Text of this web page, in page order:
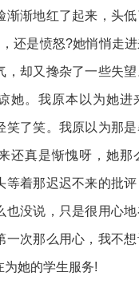
渐渐地红了起来，头
还是愤怒?她悄悄走进
，却又搀杂了一些失
她。我原本以为她进
笑了笑。我原以为那
还真是惭愧呀，她那
等着那迟迟不来的批
也没说，只是很用心
一次那么用心，我不
为她的学生服务!